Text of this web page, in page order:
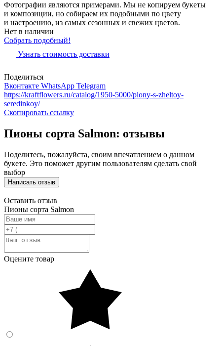
Фотографии являются примерами. Мы не копируем букеты
и композиции, но собираем их подобными по цвету
и настроению, из самых сезонных и свежих цветов.
Нет в наличии
Собрать подобный!
Узнать стоимость доставки
Поделиться
Вконтакте WhatsApp Telegram
https://kraftflowers.ru/catalog/1950-5000/piony-s-zheltoy-
seredinkoy/
Скопировать ссылку
Пионы сорта Salmon: отзывы
Поделитесь, пожалуйста, своим впечатлением о данном
букете. Это поможет другим пользователям сделать свой
выбор
Написать отзыв
Оставить отзыв
Пионы сорта Salmon
Оцените товар